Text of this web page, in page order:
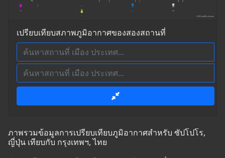
เปรียบเทียบสภาพภูมิอากาศของสองสถานที่
ภาพรวมข้อมูลการเปรียบเทียบภูมิอากาศสำหรับ ซัปโปโร,
ญี่ปุ่น เทียบกับ กรุงเทพฯ, ไทย